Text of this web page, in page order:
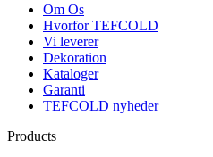
Om Os
Hvorfor TEFCOLD
Vi leverer
Dekoration
Kataloger
Garanti
TEFCOLD nyheder
Products